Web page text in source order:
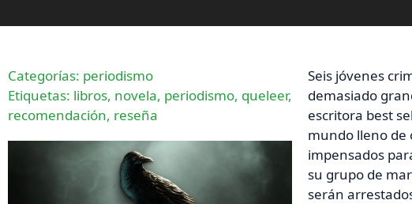
Categorías: periodismo
Etiquetas: libros, novela, periodismo, queleer,
recomendación, reseña
Seis jóvenes
demasiado
escritora best
mundo lleno de
impensados
su grupo de
serán